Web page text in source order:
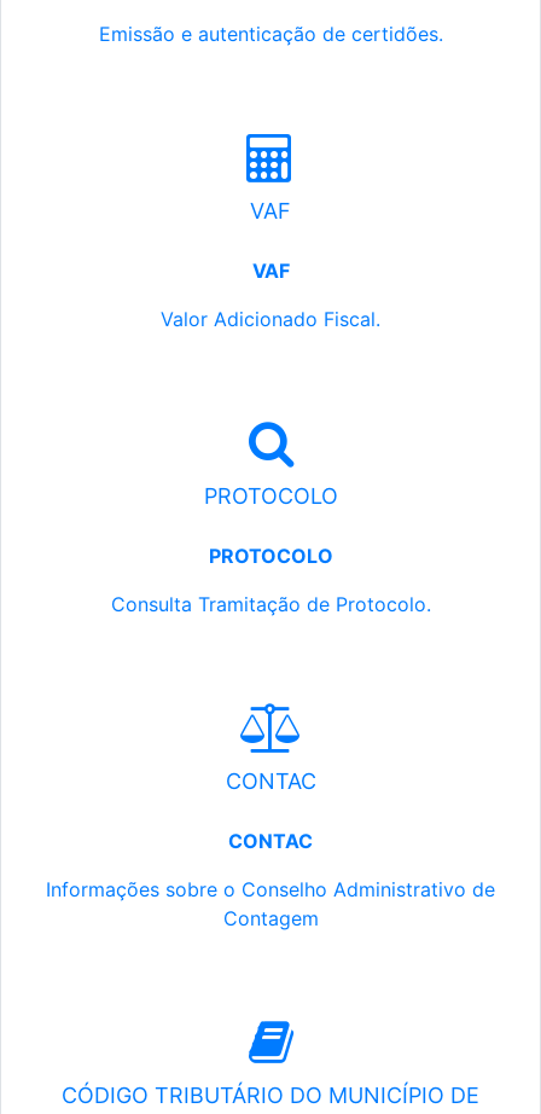
Emissão e autenticação de certidões.
VAF
VAF
Valor Adicionado Fiscal.
PROTOCOLO
PROTOCOLO
Consulta Tramitação de Protocolo.
CONTAC
CONTAC
Informações sobre o Conselho Administrativo de
Contagem
CÓDIGO TRIBUTÁRIO DO MUNICÍPIO DE